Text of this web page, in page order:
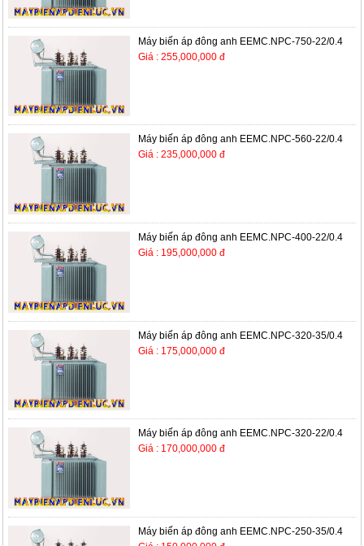
Máy biến áp đông anh EEMC.NPC-750-22/0.4
Giá : 255,000,000 đ
Máy biến áp đông anh EEMC.NPC-560-22/0.4
Giá : 235,000,000 đ
Máy biến áp đông anh EEMC.NPC-400-22/0.4
Giá : 195,000,000 đ
Máy biến áp đông anh EEMC.NPC-320-35/0.4
Giá : 175,000,000 đ
Máy biến áp đông anh EEMC.NPC-320-22/0.4
Giá : 170,000,000 đ
Máy biến áp đông anh EEMC.NPC-250-35/0.4